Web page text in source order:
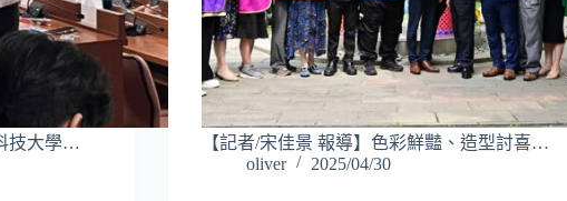
技大學…
【記者/宋佳景 報導】色彩鮮豔、造型討喜…
oliver
2025/04/30